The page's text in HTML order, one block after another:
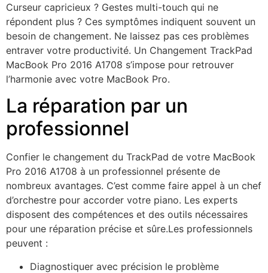
Curseur capricieux ? Gestes multi-touch qui ne
répondent plus ? Ces symptômes indiquent souvent un
besoin de changement. Ne laissez pas ces problèmes
entraver votre productivité. Un Changement TrackPad
MacBook Pro 2016 A1708 s’impose pour retrouver
l’harmonie avec votre MacBook Pro.
La réparation par un
professionnel
Confier le changement du TrackPad de votre MacBook
Pro 2016 A1708 à un professionnel présente de
nombreux avantages. C’est comme faire appel à un chef
d’orchestre pour accorder votre piano. Les experts
disposent des compétences et des outils nécessaires
pour une réparation précise et sûre.Les professionnels
peuvent :
Diagnostiquer avec précision le problème